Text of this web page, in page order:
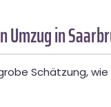
Umzug in
Schätzung,